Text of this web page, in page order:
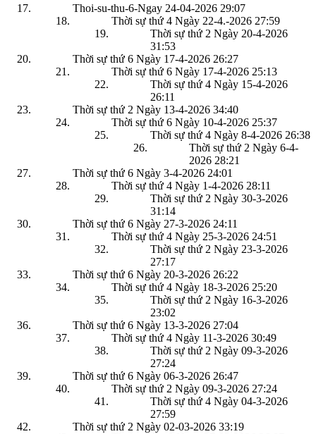
Thoi-su-thu-6-Ngay 24-04-2026 29:07
Thời sự thứ 4 Ngày 22-4.-2026 27:59
Thời sự thứ 2 Ngày 20-4-2026
31:53
Thời sự thứ 6 Ngày 17-4-2026 26:27
Thời sự thứ 6 Ngày 17-4-2026 25:13
Thời sự thứ 4 Ngày 15-4-2026
26:11
Thời sự thứ 2 Ngày 13-4-2026 34:40
Thời sự thứ 6 Ngày 10-4-2026 25:37
Thời sự thứ 4 Ngày 8-4-2026 26:38
Thời sự thứ 2 Ngày 6-4-
2026 28:21
Thời sự thứ 6 Ngày 3-4-2026 24:01
Thời sự thứ 4 Ngày 1-4-2026 28:11
Thời sự thứ 2 Ngày 30-3-2026
31:14
Thời sự thứ 6 Ngày 27-3-2026 24:11
Thời sự thứ 4 Ngày 25-3-2026 24:51
Thời sự thứ 2 Ngày 23-3-2026
27:17
Thời sự thứ 6 Ngày 20-3-2026 26:22
Thời sự thứ 4 Ngày 18-3-2026 25:20
Thời sự thứ 2 Ngày 16-3-2026
23:02
Thời sự thứ 6 Ngày 13-3-2026 27:04
Thời sự thứ 4 Ngày 11-3-2026 30:49
Thời sự thứ 2 Ngày 09-3-2026
27:24
Thời sự thứ 6 Ngày 06-3-2026 26:47
Thời sự thứ 2 Ngày 09-3-2026 27:24
Thời sự thứ 4 Ngày 04-3-2026
27:59
Thời sự thứ 2 Ngày 02-03-2026 33:19